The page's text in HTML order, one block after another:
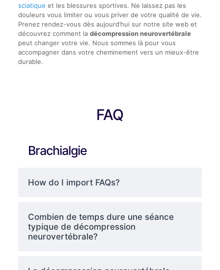
sciatique et les blessures sportives. Ne laissez pas les
douleurs vous limiter ou vous priver de votre qualité de vie.
Prenez rendez-vous dès aujourd’hui sur notre site web et
découvrez comment la décompression neurovertébrale
peut changer votre vie. Nous sommes là pour vous
accompagner dans votre cheminement vers un mieux-être
durable.
FAQ
Brachialgie
How do I import FAQs?
Combien de temps dure une séance
typique de décompression
neurovertébrale?